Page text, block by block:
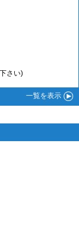
さい)
一覧を表示